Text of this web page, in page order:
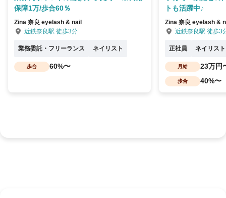
保障1万/歩合60％
Zina 奈良 eyelash & nail
近鉄奈良駅 徒歩3分
業務委託・フリーランス ネイリスト
歩合 60%〜
トも活躍中♪
Zina 奈良 eyelash &
近鉄奈良駅 徒歩3
正社員 ネイリスト
月給 23万円
歩合 40%〜